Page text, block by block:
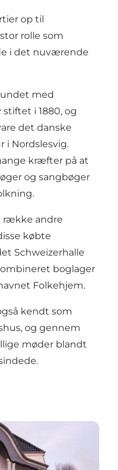
op til
rolle som
i det nuværende
med
i 1880, og
det danske
i Nordslesvig.
kræfter på at
og sangbøger
række andre
købte
Schweizerhalle
boglager
Folkehjem.
kendt som
og gennem
møder blandt